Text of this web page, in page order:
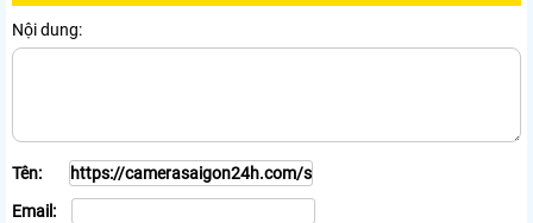
Nội dung:
Tên:
Email: